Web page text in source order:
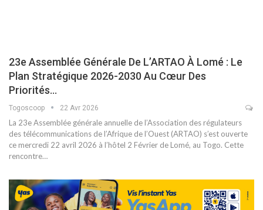
23e Assemblée Générale De L’ARTAO À Lomé : Le
Plan Stratégique 2026-2030 Au Cœur Des
Priorités…
Togoscoop 22 Avr 2026
La 23e Assemblée générale annuelle de l’Association des régulateurs
des télécommunications de l’Afrique de l’Ouest (ARTAO) s’est ouverte
ce mercredi 22 avril 2026 à l’hôtel 2 Février de Lomé, au Togo. Cette
rencontre…